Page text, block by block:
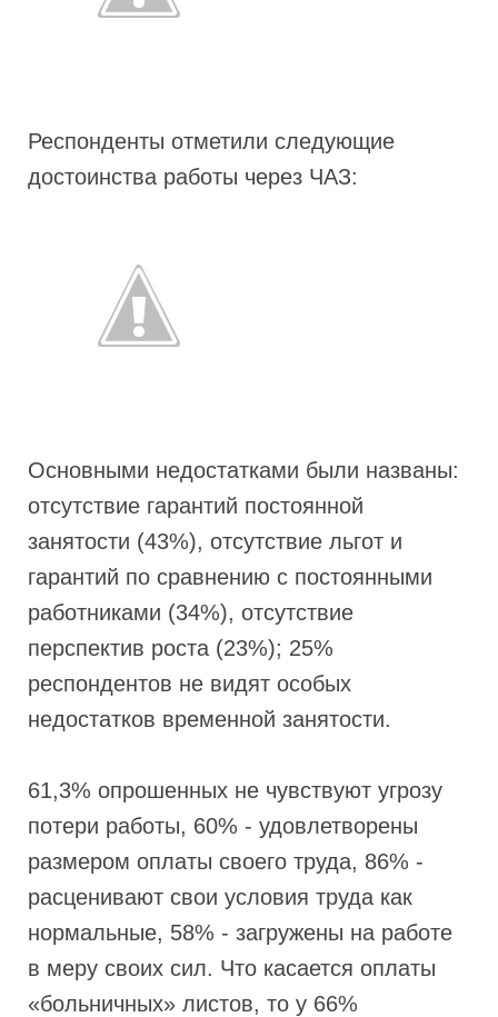
Респонденты отметили следующие
достоинства работы через ЧАЗ:
Основными недостатками были названы:
отсутствие гарантий постоянной
занятости (43%), отсутствие льгот и
гарантий по сравнению с постоянными
работниками (34%), отсутствие
перспектив роста (23%); 25%
респондентов не видят особых
недостатков временной занятости.
61,3% опрошенных не чувствуют угрозу
потери работы, 60% - удовлетворены
размером оплаты своего труда, 86% -
расценивают свои условия труда как
нормальные, 58% - загружены на работе
в меру своих сил. Что касается оплаты
«больничных» листов, то у 66%